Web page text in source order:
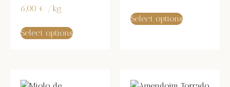
6,00 € /kg
Select options
Select options